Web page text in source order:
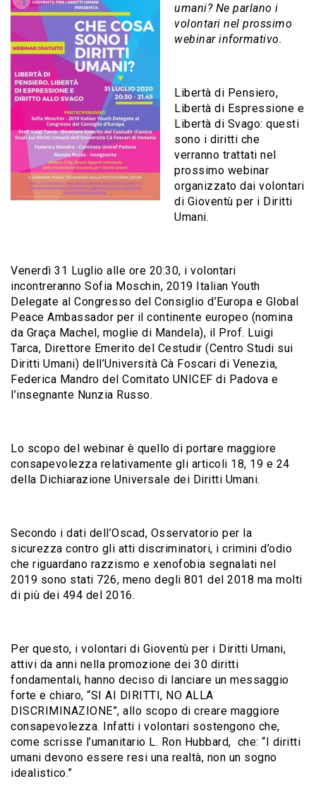
umani? Ne parlano i
volontari nel prossimo
webinar informativo.
Libertà di Pensiero,
Libertà di Espressione e
Libertà di Svago: questi
sono i diritti che
verranno trattati nel
prossimo webinar
organizzato dai volontari
di Gioventù per i Diritti
Umani.
Venerdì 31 Luglio alle ore 20:30, i volontari
incontreranno Sofia Moschin, 2019 Italian Youth
Delegate al Congresso del Consiglio d’Europa e Global
Peace Ambassador per il continente europeo (nomina
da Graça Machel, moglie di Mandela), il Prof. Luigi
Tarca, Direttore Emerito del Cestudir (Centro Studi sui
Diritti Umani) dell’Università Cà Foscari di Venezia,
Federica Mandro del Comitato UNICEF di Padova e
l’insegnante Nunzia Russo.
Lo scopo del webinar è quello di portare maggiore
consapevolezza relativamente gli articoli 18, 19 e 24
della Dichiarazione Universale dei Diritti Umani.
Secondo i dati dell’Oscad, Osservatorio per la
sicurezza contro gli atti discriminatori, i crimini d’odio
che riguardano razzismo e xenofobia segnalati nel
2019 sono stati 726, meno degli 801 del 2018 ma molti
di più dei 494 del 2016.
Per questo, i volontari di Gioventù per i Diritti Umani,
attivi da anni nella promozione dei 30 diritti
fondamentali, hanno deciso di lanciare un messaggio
forte e chiaro, “SI AI DIRITTI, NO ALLA
DISCRIMINAZIONE”, allo scopo di creare maggiore
consapevolezza. Infatti i volontari sostengono che,
come scrisse l’umanitario L. Ron Hubbard, che: “I diritti
umani devono essere resi una realtà, non un sogno
idealistico.”